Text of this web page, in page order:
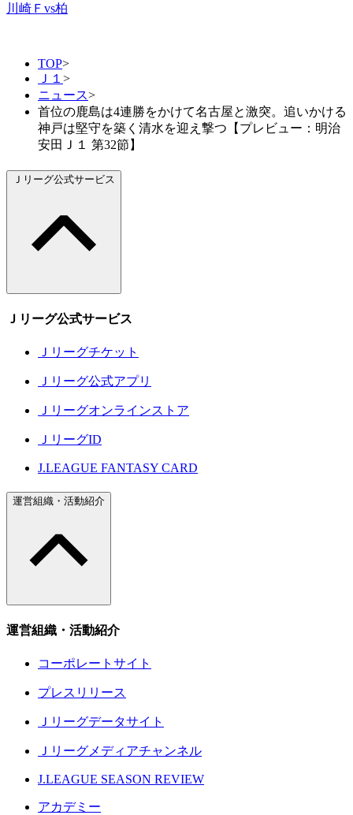
川崎Ｆvs柏
TOP>
Ｊ１ >
ニュース>
首位の鹿島は4連勝をかけて名古屋と激突。追いかける
神戸は堅守を築く清水を迎え撃つ【プレビュー：明治
安田Ｊ１ 第32節】
Ｊリーグ公式サービス
Ｊリーグ公式サービス
Ｊリーグチケット
Ｊリーグ公式アプリ
Ｊリーグオンラインストア
ＪリーグID
J.LEAGUE FANTASY CARD
運営組織・活動紹介
運営組織・活動紹介
コーポレートサイト
プレスリリース
Ｊリーグデータサイト
Ｊリーグメディアチャンネル
J.LEAGUE SEASON REVIEW
アカデミー